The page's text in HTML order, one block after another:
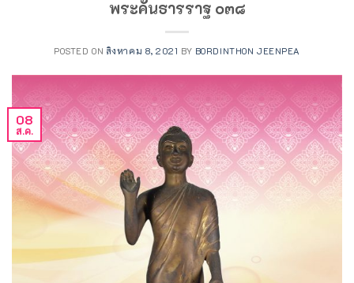
พระคันธารราฐ ๐๓๘
POSTED ON สิงหาคม 8, 2021 BY BORDINTHON JEENPEA
08
ส.ค.